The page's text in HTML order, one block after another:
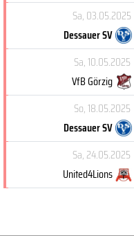
Sa, 03.05.2025
Dessauer SV
Sa, 10.05.2025
VfB Görzig
So, 18.05.2025
Dessauer SV
Sa, 24.05.2025
United4Lions